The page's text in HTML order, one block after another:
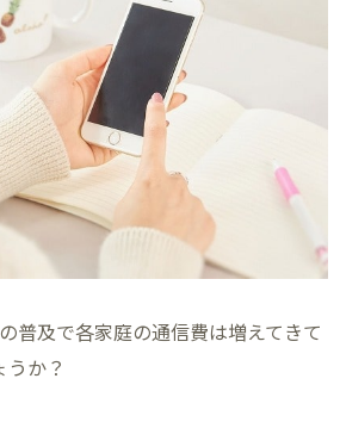
普及で各家庭の通信費は増えてきて
うか？